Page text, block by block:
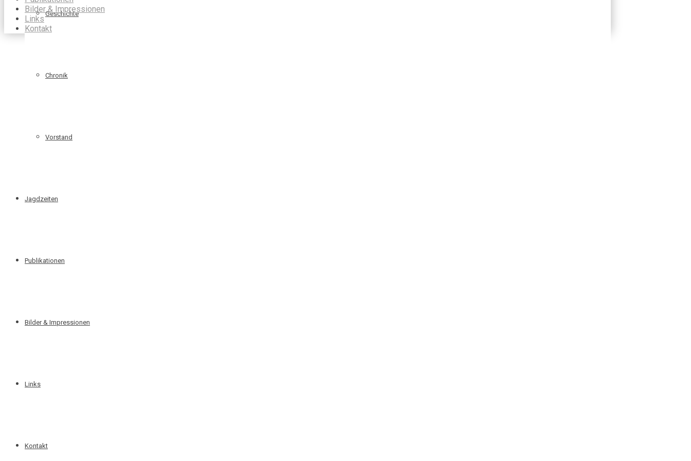
Geschichte
Chronik
Vorstand
Jagdzeiten
Publikationen
Bilder & Impressionen
Links
Kontakt
Bilder & Impressionen
Links
Kontakt